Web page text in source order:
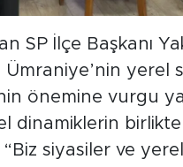
SP İlçe Başkanı
yerel
önemine vurgu
dinamiklerin
siyasiler ve